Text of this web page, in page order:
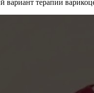
вариант терапии